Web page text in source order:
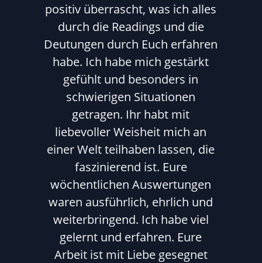
positiv überrascht, was ich alles
durch die Readings und die
Deutungen durch Euch erfahren
habe. Ich habe mich gestärkt
gefühlt und besonders in
schwierigen Situationen
getragen. Ihr habt mit
liebevoller Weisheit mich an
einer Welt teilhaben lassen, die
faszinierend ist. Eure
wöchentlichen Auswertungen
waren ausführlich, ehrlich und
weiterbringend. Ich habe viel
gelernt und erfahren. Eure
Arbeit ist mit Liebe gesegnet